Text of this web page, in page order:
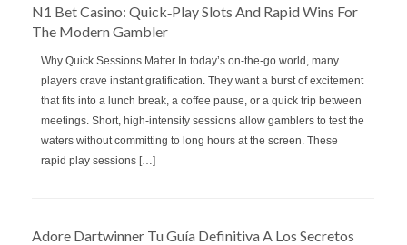
N1 Bet Casino: Quick‑Play Slots And Rapid Wins For
The Modern Gambler
Why Quick Sessions Matter In today’s on‑the‑go world, many
players crave instant gratification. They want a burst of excitement
that fits into a lunch break, a coffee pause, or a quick trip between
meetings. Short, high‑intensity sessions allow gamblers to test the
waters without committing to long hours at the screen. These
rapid play sessions […]
Adore Dartwinner Tu Guía Definitiva A Los Secretos